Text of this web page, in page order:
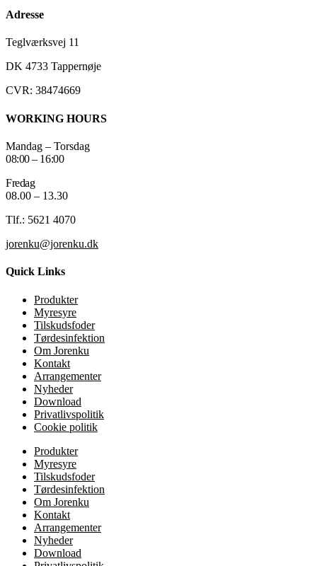
Adresse
Teglværksvej 11
DK 4733 Tappernøje
CVR: 38474669
WORKING HOURS
Mandag – Torsdag
08:00 – 16:00
Fredag
08.00 – 13.30
Tlf.: 5621 4070
jorenku@jorenku.dk
Quick Links
Produkter
Myresyre
Tilskudsfoder
Tørdesinfektion
Om Jorenku
Kontakt
Arrangementer
Nyheder
Download
Privatlivspolitik
Cookie politik
Produkter
Myresyre
Tilskudsfoder
Tørdesinfektion
Om Jorenku
Kontakt
Arrangementer
Nyheder
Download